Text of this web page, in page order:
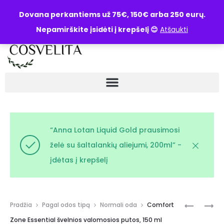
Dovana perkantiems už 75€, 150€ arba 250 eurų.
Nepamirškite įsidėti į krepšelį 😊 Atšaukti
UŽKLAUSA
“Anna Lotan Liquid Gold prausimosi
želė su šaltalankių aliejumi, 200ml” -
įdėtas į krepšelį
Pradžia Pagal odos tipą Normali oda
Comfort
Zone Essential švelnios valomosios putos, 150 ml